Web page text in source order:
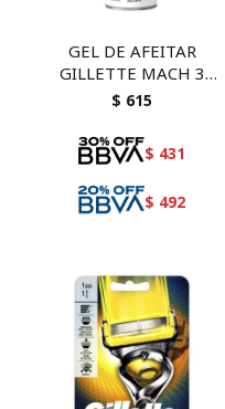
GEL DE AFEITAR
GILLETTE MACH 3
SENSITIVE
$ 615
$ 431
$ 492